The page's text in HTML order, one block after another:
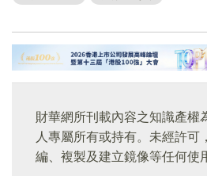
財華網所刊載內容之知識產權
人專屬所有或持有。未經許可
編、複製及建立鏡像等任何使